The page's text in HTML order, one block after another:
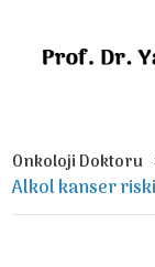
Onkoloji Doktoru
Alkol kanser